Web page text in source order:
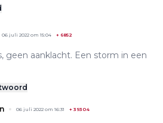
06 juli 2022 om 15:04 + 6852
geen aanklacht. Een storm in een
06 juli 2022 om 16:31 + 39304